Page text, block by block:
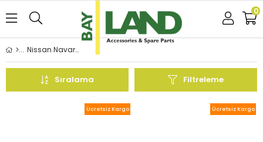
0
Nissan Navara Aksesuar
Filtreleme
Sıralama
Ücretsiz Kargo Ücretsiz Kargo